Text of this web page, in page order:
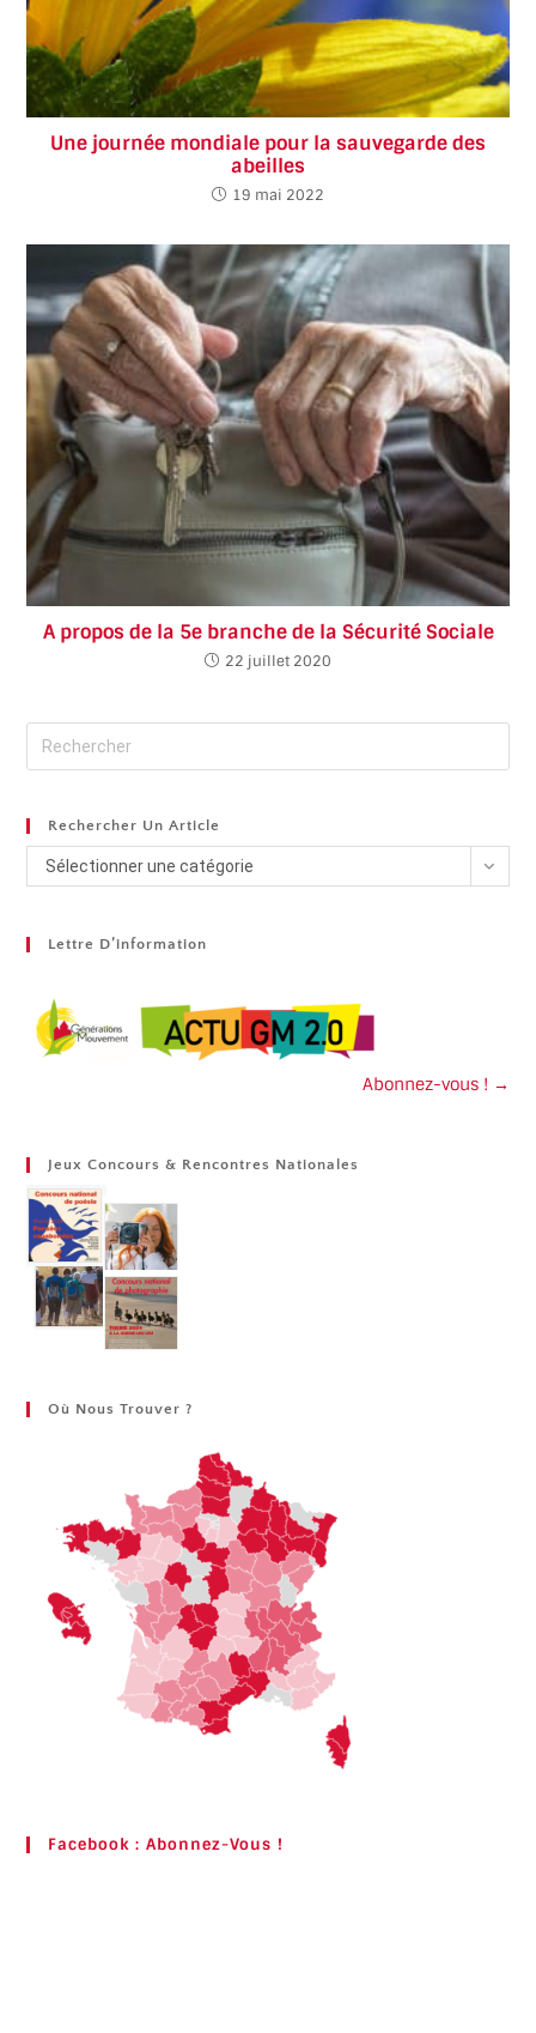
Une journée mondiale pour la sauvegarde des
abeilles
19 mai 2022
A propos de la 5e branche de la Sécurité Sociale
22 juillet 2020
Rechercher Un Article
Sélectionner une catégorie
Lettre D’information
Abonnez-vous ! →
Jeux Concours & Rencontres Nationales
Où Nous Trouver ?
Facebook : Abonnez-Vous !